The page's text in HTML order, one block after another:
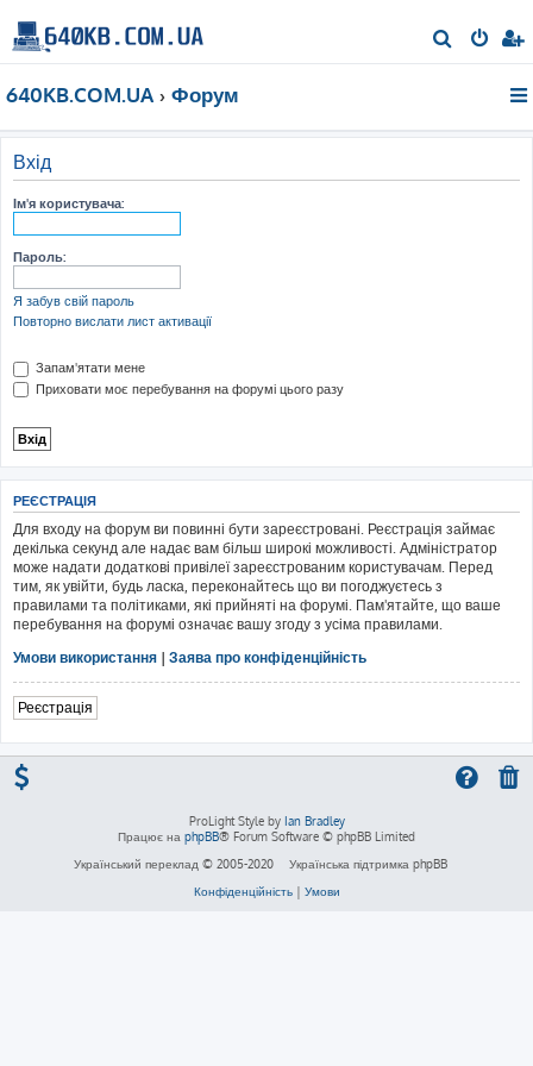
о
640KB.COM.UA Форум
Вхід
Ім'я користувача:
Пароль:
Я забув свій пароль
Повторно вислати лист активації
Запам'ятати мене
Приховати моє перебування на форумі цього разу
РЕЄСТРАЦІЯ
Для входу на форум ви повинні бути зареєстровані. Реєстрація займає
декілька секунд але надає вам більш широкі можливості. Адміністратор
може надати додаткові привілеї зареєстрованим користувачам. Перед
тим, як увійти, будь ласка, переконайтесь що ви погоджуєтесь з
правилами та політиками, які прийняті на форумі. Пам'ятайте, що ваше
перебування на форумі означає вашу згоду з усіма правилами.
Умови використання | Заява про конфіденційність
Реєстрація
ProLight Style by Ian Bradley
Працює на phpBB® Forum Software © phpBB Limited
Український переклад © 2005-2020
Українська підтримка phpBB
Конфіденційність| Умови